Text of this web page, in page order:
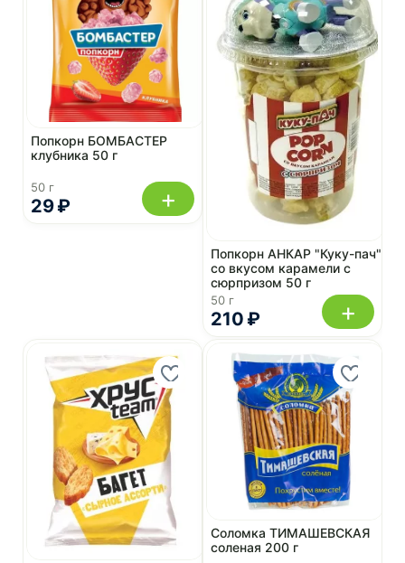
29 ₽
Попкорн БОМБАСТЕР
клубника 50 г
50 г +
210 ₽
Попкорн АНКАР "Куку-пач"
со вкусом карамели с
сюрпризом 50 г
50 г +
Соломка ТИМАШЕВСКАЯ
соленая 200 г